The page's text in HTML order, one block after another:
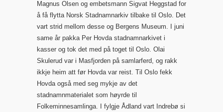
Magnus Olsen og embetsmann Sigvat Heggstad for
å få flytta Norsk Stadnamnarkiv tilbake til Oslo. Det
vart strid mellom desse og Bergens Museum. I juni
same år pakka Per Hovda stadnamnarkivet i
kasser og tok det med på toget til Oslo. Olai
Skulerud var i Masfjorden på samlarferd, og rakk
ikkje heim att før Hovda var reist. Til Oslo fekk
Hovda også med seg mykje av det
stadnamnmaterialet som høyrde til
Folkeminnesamlinga. I fylgje Ådland vart Indrebø si